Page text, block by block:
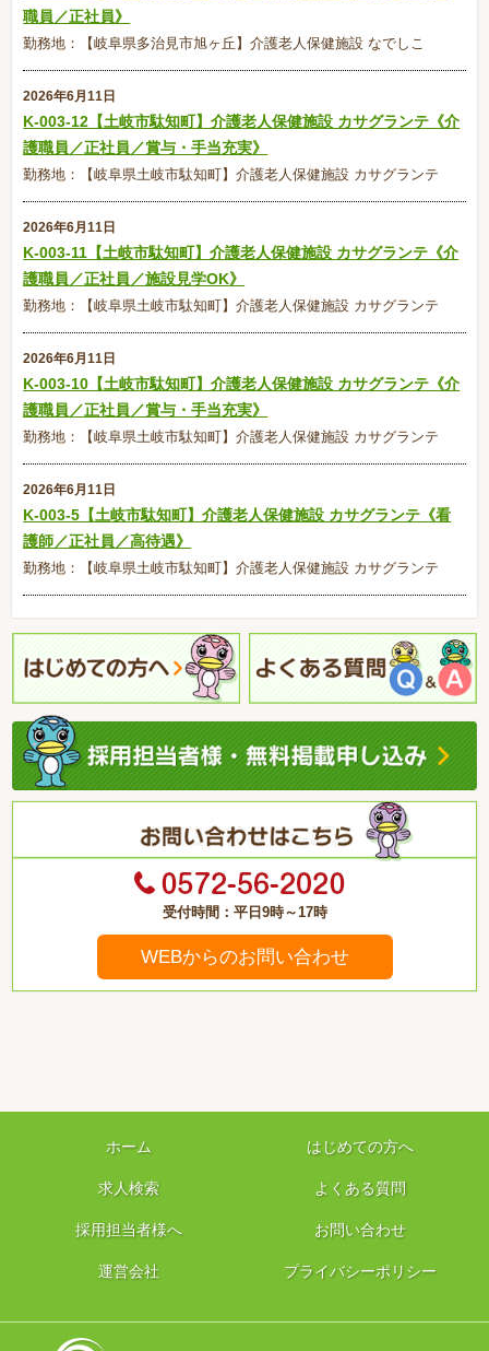
職員／正社員》
勤務地：【岐阜県多治見市旭ヶ丘】介護老人保健施設 なでしこ
2026年6月11日
K-003-12【土岐市駄知町】介護老人保健施設 カサグランテ《介
護職員／正社員／賞与・手当充実》
勤務地：【岐阜県土岐市駄知町】介護老人保健施設 カサグランテ
2026年6月11日
K-003-11【土岐市駄知町】介護老人保健施設 カサグランテ《介
護職員／正社員／施設見学OK》
勤務地：【岐阜県土岐市駄知町】介護老人保健施設 カサグランテ
2026年6月11日
K-003-10【土岐市駄知町】介護老人保健施設 カサグランテ《介
護職員／正社員／賞与・手当充実》
勤務地：【岐阜県土岐市駄知町】介護老人保健施設 カサグランテ
2026年6月11日
K-003-5【土岐市駄知町】介護老人保健施設 カサグランテ《看
護師／正社員／高待遇》
勤務地：【岐阜県土岐市駄知町】介護老人保健施設 カサグランテ
受付時間：平日9時～17時
WEBからのお問い合わせ
ホーム はじめての方へ
求人検索 よくある質問
採用担当者様へ お問い合わせ
運営会社 プライバシーポリシー